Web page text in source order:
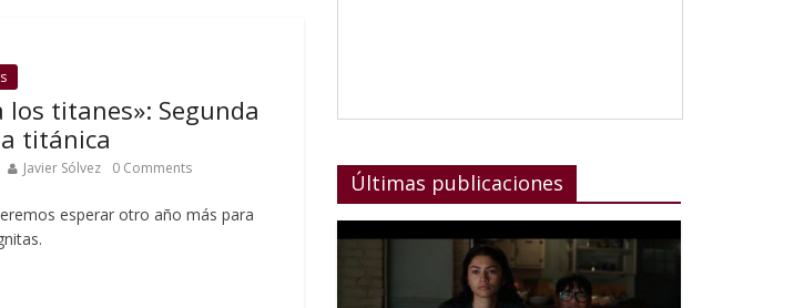
los titanes»: Segunda
titánica
Javier Sólvez 0 Comments
esperar otro año más para
Últimas publicaciones